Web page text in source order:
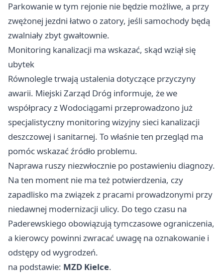
Parkowanie w tym rejonie nie będzie możliwe, a przy
zwężonej jezdni łatwo o zatory, jeśli samochody będą
zwalniały zbyt gwałtownie.
Monitoring kanalizacji ma wskazać, skąd wziął się
ubytek
Równolegle trwają ustalenia dotyczące przyczyny
awarii. Miejski Zarząd Dróg informuje, że we
współpracy z Wodociągami przeprowadzono już
specjalistyczny monitoring wizyjny sieci kanalizacji
deszczowej i sanitarnej. To właśnie ten przegląd ma
pomóc wskazać źródło problemu.
Naprawa ruszy niezwłocznie po postawieniu diagnozy.
Na ten moment nie ma też potwierdzenia, czy
zapadlisko ma związek z pracami prowadzonymi przy
niedawnej modernizacji ulicy. Do tego czasu na
Paderewskiego obowiązują tymczasowe ograniczenia,
a kierowcy powinni zwracać uwagę na oznakowanie i
odstępy od wygrodzeń.
na podstawie: MZD Kielce.